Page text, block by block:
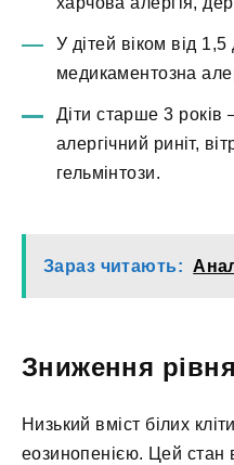
У дітей віком від
медикаментозна
Діти старше 3 років
алергічний риніт,
гельмінтози.
Зараз читають:
Зниження
Низький вміст білих
еозинопенією. Цей стан